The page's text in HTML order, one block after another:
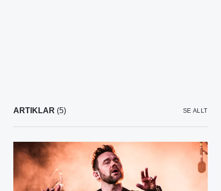
ARTIKLAR (5) SE ALLT